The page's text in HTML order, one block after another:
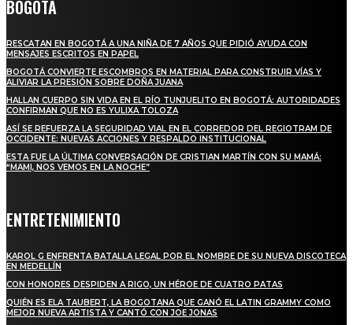
BOGOTÁ
RESCATAN EN BOGOTÁ A UNA NIÑA DE 7 AÑOS QUE PIDIÓ AYUDA CON
MENSAJES ESCRITOS EN PAPEL
BOGOTÁ CONVIERTE ESCOMBROS EN MATERIAL PARA CONSTRUIR VÍAS Y
ALIVIAR LA PRESIÓN SOBRE DOÑA JUANA
HALLAN CUERPO SIN VIDA EN EL RÍO TUNJUELITO EN BOGOTÁ: AUTORIDADES
CONFIRMAN QUE NO ES YULIXA TOLOZA
ASÍ SE REFUERZA LA SEGURIDAD VIAL EN EL CORREDOR DEL REGIOTRAM DE
OCCIDENTE: NUEVAS ACCIONES Y RESPALDO INSTITUCIONAL
ESTA FUE LA ÚLTIMA CONVERSACIÓN DE CRISTIAN MARTÍN CON SU MAMÁ:
“MAMI, NOS VEMOS EN LA NOCHE”
ENTRETENIMIENTO
KAROL G ENFRENTA BATALLA LEGAL POR EL NOMBRE DE SU NUEVA DISCOTECA
EN MEDELLÍN
CON HONORES DESPIDEN A RIGO, UN HÉROE DE CUATRO PATAS
QUIÉN ES ELA TAUBERT, LA BOGOTANA QUE GANÓ EL LATIN GRAMMY COMO
MEJOR NUEVA ARTISTA Y CANTÓ CON JOE JONAS